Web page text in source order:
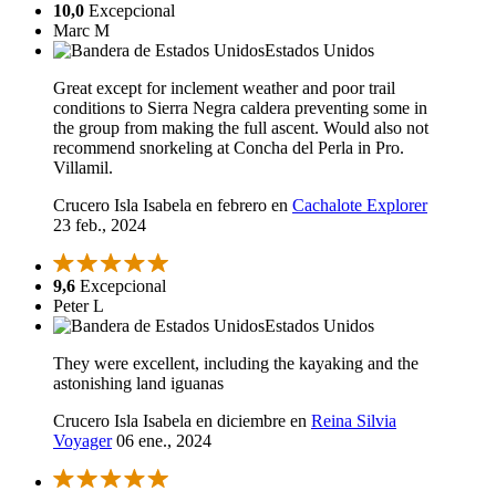
10,0 Excepcional
Marc M
Estados Unidos
Great except for inclement weather and poor trail
conditions to Sierra Negra caldera preventing some in
the group from making the full ascent. Would also not
recommend snorkeling at Concha del Perla in Pro.
Villamil.
Crucero Isla Isabela en febrero en Cachalote Explorer
23 feb., 2024
9,6 Excepcional
Peter L
Estados Unidos
They were excellent, including the kayaking and the
astonishing land iguanas
Crucero Isla Isabela en diciembre en Reina Silvia
Voyager 06 ene., 2024